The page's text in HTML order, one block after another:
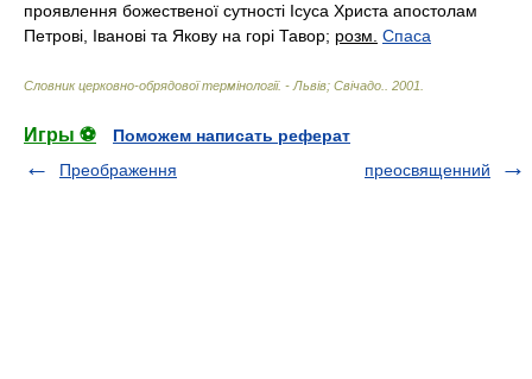
проявлення божественої сутності Ісуса Христа апостолам
Петрові, Іванові та Якову на горі Тавор; розм. Спаса
Словник церковно-обрядової термінології. - Львів; Свічадо. 2001
Игры ⚽
Поможем написать реферат
Преображення
преосвященний